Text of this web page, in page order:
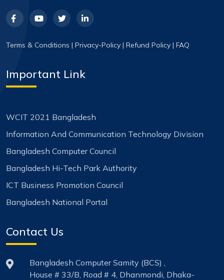
Terms & Conditions | Privacy-Policy | Refund Policy | FAQ
Important Link
WCIT 2021 Bangladesh
Information And Communication Technology Division
Bangladesh Computer Council
Bangladesh Hi-Tech Park Authority
ICT Business Promotion Council
Bangladesh National Portal
Contact Us
Bangladesh Computer Samity (BCS) ,
House # 33/B, Road # 4, Dhanmondi, Dhaka-